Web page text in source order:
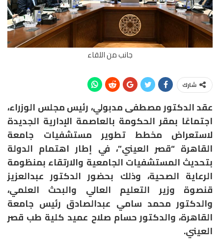
جانب من اللقاء
شارك
عقد الدكتور مصطفى مدبولي، رئيس مجلس الوزراء،
اجتماعًا بمقر الحكومة بالعاصمة الإدارية الجديدة
لاستعراض مخطط تطوير مستشفيات جامعة
القاهرة “قصر العيني”، في إطار اهتمام الدولة
بتحديث المستشفيات الجامعية والارتقاء بمنظومة
الرعاية الصحية، وذلك بحضور الدكتور عبدالعزيز
قنصوة وزير التعليم العالي والبحث العلمي،
والدكتور محمد سامي عبدالصادق رئيس جامعة
القاهرة، والدكتور حسام صلاح عميد كلية طب قصر
العيني.